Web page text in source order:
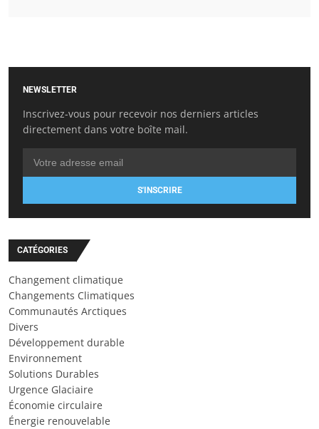
NEWSLETTER
Inscrivez-vous pour recevoir nos derniers articles
directement dans votre boîte mail.
S'INSCRIRE
CATÉGORIES
Changement climatique
Changements Climatiques
Communautés Arctiques
Divers
Développement durable
Environnement
Solutions Durables
Urgence Glaciaire
Économie circulaire
Énergie renouvelable